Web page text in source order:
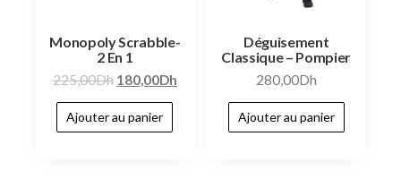
Monopoly Scrabble-
2 En 1
225,00Dh 180,00Dh
Ajouter au panier
Déguisement
Classique – Pompier
280,00Dh
Ajouter au panier